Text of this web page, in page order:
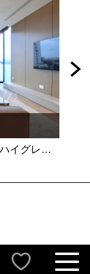
実績ある管理会社が提供する新築ハイグレードアパート